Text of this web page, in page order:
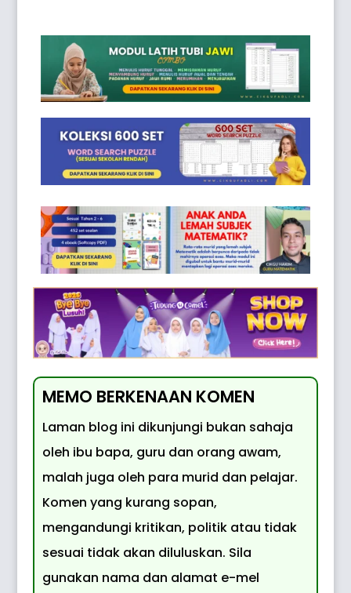
MEMO BERKENAAN KOMEN
Laman blog ini dikunjungi bukan sahaja
oleh ibu bapa, guru dan orang awam,
malah juga oleh para murid dan pelajar.
Komen yang kurang sopan,
mengandungi kritikan, politik atau tidak
sesuai tidak akan diluluskan. Sila
gunakan nama dan alamat e-mel